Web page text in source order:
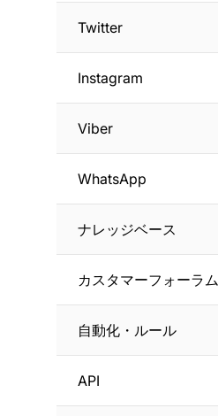
Twitter
Instagram
Viber
WhatsApp
ナレッジベース
カスタマーフォーラム
自動化・ルール
API